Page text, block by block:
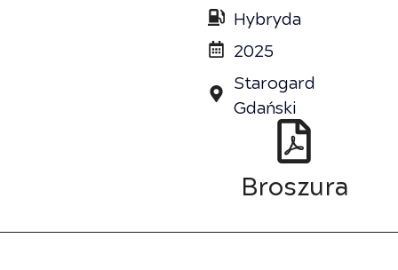
Hybryda
2025
Starogard
Gdański
Broszura